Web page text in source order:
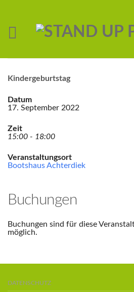
Kindergeburtstag
Datum
17. September 2022
Zeit
15:00 - 18:00
Veranstaltungsort
Bootshaus Achterdiek
Buchungen
Buchungen sind für diese
möglich.
DATENSCHUTZ